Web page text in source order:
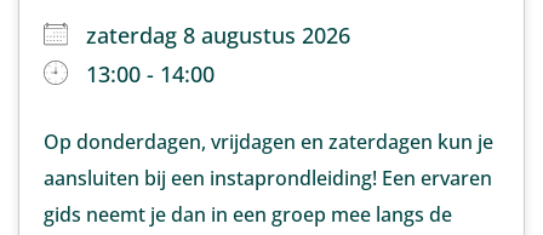
zaterdag 8 augustus 2026
13:00 - 14:00
Op donderdagen, vrijdagen en zaterdagen kun je
aansluiten bij een instaprondleiding! Een ervaren
gids neemt je dan in een groep mee langs de